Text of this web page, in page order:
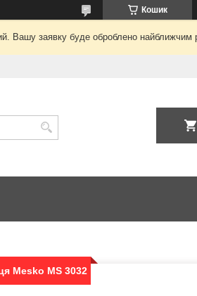
Кошик
Вашу заявку буде оброблено
Mesko MS 3032